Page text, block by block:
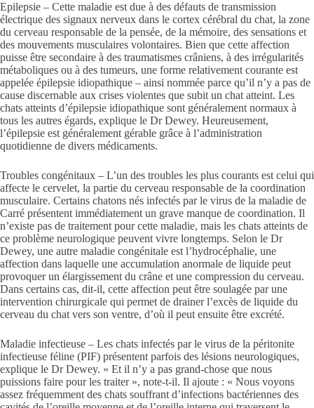
Epilepsie – Cette maladie est due à des défauts de transmission
électrique des signaux nerveux dans le cortex cérébral du chat, la zone
du cerveau responsable de la pensée, de la mémoire, des sensations et
des mouvements musculaires volontaires. Bien que cette affection
puisse être secondaire à des traumatismes crâniens, à des irrégularités
métaboliques ou à des tumeurs, une forme relativement courante est
appelée épilepsie idiopathique – ainsi nommée parce qu’il n’y a pas de
cause discernable aux crises violentes que subit un chat atteint. Les
chats atteints d’épilepsie idiopathique sont généralement normaux à
tous les autres égards, explique le Dr Dewey. Heureusement,
l’épilepsie est généralement gérable grâce à l’administration
quotidienne de divers médicaments.
Troubles congénitaux – L’un des troubles les plus courants est celui qui
affecte le cervelet, la partie du cerveau responsable de la coordination
musculaire. Certains chatons nés infectés par le virus de la maladie de
Carré présentent immédiatement un grave manque de coordination. Il
n’existe pas de traitement pour cette maladie, mais les chats atteints de
ce problème neurologique peuvent vivre longtemps. Selon le Dr
Dewey, une autre maladie congénitale est l’hydrocéphalie, une
affection dans laquelle une accumulation anormale de liquide peut
provoquer un élargissement du crâne et une compression du cerveau.
Dans certains cas, dit-il, cette affection peut être soulagée par une
intervention chirurgicale qui permet de drainer l’excès de liquide du
cerveau du chat vers son ventre, d’où il peut ensuite être excrété.
Maladie infectieuse – Les chats infectés par le virus de la péritonite
infectieuse féline (PIF) présentent parfois des lésions neurologiques,
explique le Dr Dewey. « Et il n’y a pas grand-chose que nous
puissions faire pour les traiter », note-t-il. Il ajoute : « Nous voyons
assez fréquemment des chats souffrant d’infections bactériennes des